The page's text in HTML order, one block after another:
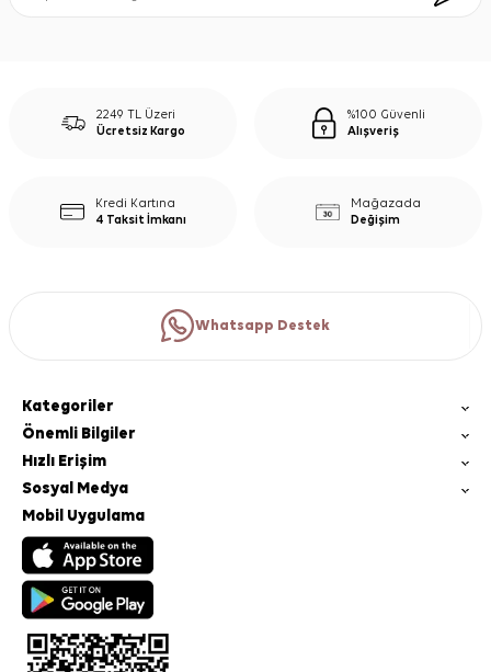
2249 TL Üzeri
Ücretsiz Kargo
%100 Güvenli
Alışveriş
Kredi Kartına
4 Taksit İmkanı
Mağazada
Değişim
Whatsapp Destek
Kategoriler
Önemli Bilgiler
Hızlı Erişim
Sosyal Medya
Mobil Uygulama